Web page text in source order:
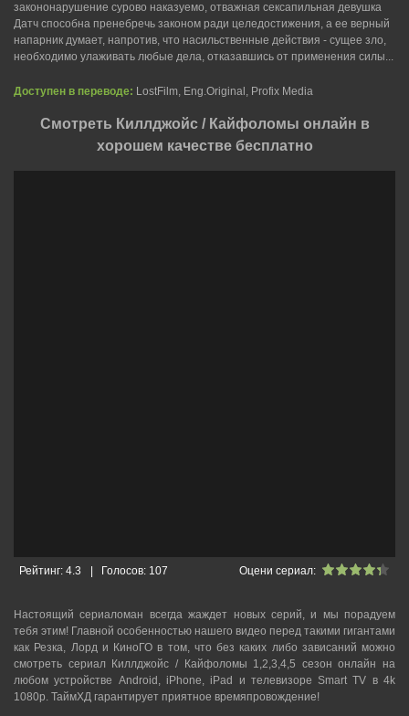
закононарушение сурово наказуемо, отважная сексапильная девушка
Датч способна пренебречь законом ради целедостижения, а ее верный
напарник думает, напротив, что насильственные действия - сущее зло,
необходимо улаживать любые дела, отказавшись от применения силы...
Доступен в переводе: LostFilm, Eng.Original, Profix Media
Смотреть Киллджойс / Кайфоломы онлайн в
хорошем качестве бесплатно
Оцени сериал:
Рейтинг: 4.3 Голосов: 107
Настоящий сериаломан всегда жаждет новых серий, и мы порадуем
тебя этим! Главной особенностью нашего видео перед такими гигантами
как Резка, Лорд и КиноГО в том, что без каких либо зависаний можно
смотреть cериал Киллджойс / Кайфоломы 1,2,3,4,5 сезон онлайн на
любом устройстве Android, iPhone, iPad и телевизоре Smart TV в 4k
1080p. ТаймХД гарантирует приятное времяпровождение!